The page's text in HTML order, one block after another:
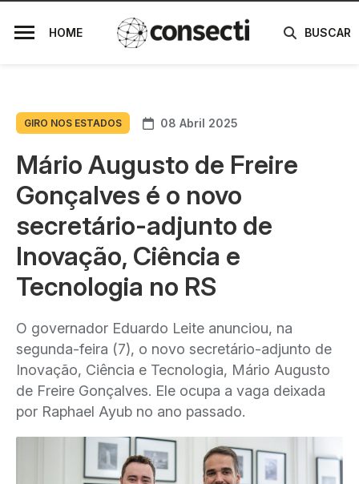
HOME BUSCAR
GIRO NOS ESTADOS 08 Abril 2025
Mário Augusto de Freire
Gonçalves é o novo
secretário-adjunto de
Inovação, Ciência e
Tecnologia no RS
O governador Eduardo Leite anunciou, na
segunda-feira (7), o novo secretário-adjunto de
Inovação, Ciência e Tecnologia, Mário Augusto
de Freire Gonçalves. Ele ocupa a vaga deixada
por Raphael Ayub no ano passado.